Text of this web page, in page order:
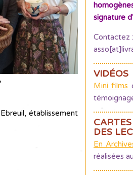
établissement
signature
Contactez
VIDÉOS
Mini films
DES
En
réalisées